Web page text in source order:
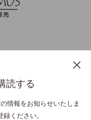
読する
情報をお知らせいたしま
ください。
表示 利用規約